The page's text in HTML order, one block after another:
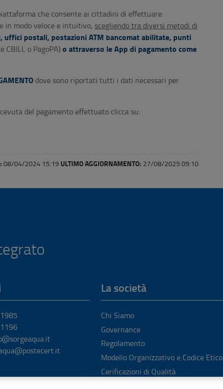
che consente ai cittadini di effettuare
in modo veloce e intuitivo, scegliendo tra diversi metodi di
uffici postali, postazioni ATM bancomat abilitate, punti
CBILL o PagoPA)o attraverso le App di pagamento come
dove sono riportati tutti i dati necessari per
del pagamento effettuato clicca su:
08/04/2024 15:19 ULTIMO AGGIORNAMENTO: 27/08/2025 09:10
La società
Chi Siamo
Governance
Regolamento
Modello Organizzativo e Codice Etico
Cerificazioni di Qualità